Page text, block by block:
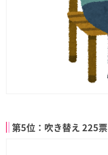
第5位：吹き替え 225票